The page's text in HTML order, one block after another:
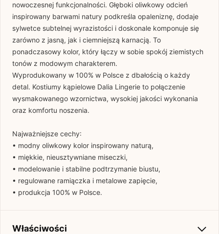
nowoczesnej funkcjonalności. Głęboki oliwkowy odcień
inspirowany barwami natury podkreśla opaleniznę, dodaje
sylwetce subtelnej wyrazistości i doskonale komponuje się
zarówno z jasną, jak i ciemniejszą karnacją. To
ponadczasowy kolor, który łączy w sobie spokój ziemistych
tonów z modowym charakterem.
Wyprodukowany w 100% w Polsce z dbałością o każdy
detal. Kostiumy kąpielowe Dalia Lingerie to połączenie
wysmakowanego wzornictwa, wysokiej jakości wykonania
oraz komfortu noszenia.
Najważniejsze cechy:
• modny oliwkowy kolor inspirowany naturą,
• miękkie, nieusztywniane miseczki,
• modelowanie i stabilne podtrzymanie biustu,
• regulowane ramiączka i metalowe zapięcie,
• produkcja 100% w Polsce.
Właściwości